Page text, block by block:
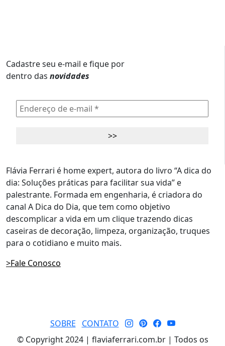
Cadastre seu e-mail e fique por
dentro das novidades
Flávia Ferrari é home expert, autora do livro “A dica do
dia: Soluções práticas para facilitar sua vida” e
palestrante. Formada em engenharia, é criadora do
canal A Dica do Dia, que tem como objetivo
descomplicar a vida em um clique trazendo dicas
caseiras de decoração, limpeza, organização, truques
para o cotidiano e muito mais.
>Fale Conosco
SOBRE
CONTATO
© Copyright 2024 | flaviaferrari.com.br | Todos os